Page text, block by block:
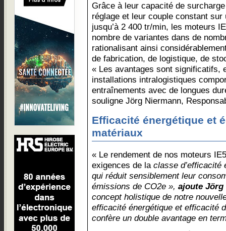
Grâce à leur capacité de
réglage et leur couple constant
jusqu’à 2 400 tr/min, les moteurs
nombre de variantes dans de
rationalisant ainsi
de fabrication, de logistique, de
« Les avantages sont significatifs,
installations intralogistiques
entraînements avec de longues
souligne Jörg Niermann,
Efficacité énergétique et
matériaux
« Le rendement de nos moteurs
exigences de la classe d’efficacité
qui réduit sensiblement leur
émissions de CO2e », ajoute Jörg
concept holistique de notre
efficacité énergétique et efficacité
confère un double avantage en